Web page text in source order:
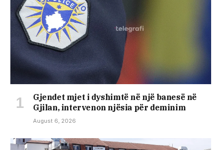
Gjendet mjet i dyshimtë në një banesë në
Gjilan, intervenon njësia për deminim
August 6, 2026